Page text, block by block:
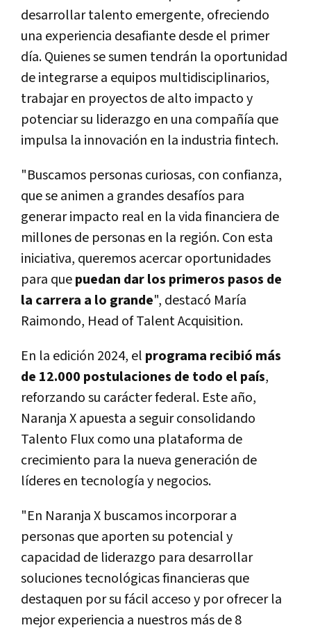
desarrollar talento emergente, ofreciendo
una experiencia desafiante desde el primer
día. Quienes se sumen tendrán la oportunidad
de integrarse a equipos multidisciplinarios,
trabajar en proyectos de alto impacto y
potenciar su liderazgo en una compañía que
impulsa la innovación en la industria fintech.
"Buscamos personas curiosas, con confianza,
que se animen a grandes desafíos para
generar impacto real en la vida financiera de
millones de personas en la región. Con esta
iniciativa, queremos acercar oportunidades
para quepuedan dar los primeros pasos de
la carrera a lo grande", destacó María
Raimondo, Head of Talent Acquisition.
En la edición 2024, el programa recibió más
de 12.000 postulaciones de todo el país,
reforzando su carácter federal. Este año,
Naranja X apuesta a seguir consolidando
Talento Flux como una plataforma de
crecimiento para la nueva generación de
líderes en tecnología y negocios.
"En Naranja X buscamos incorporar a
personas que aporten su potencial y
capacidad de liderazgo para desarrollar
soluciones tecnológicas financieras que
destaquen por su fácil acceso y por ofrecer la
mejor experiencia a nuestros más de 8